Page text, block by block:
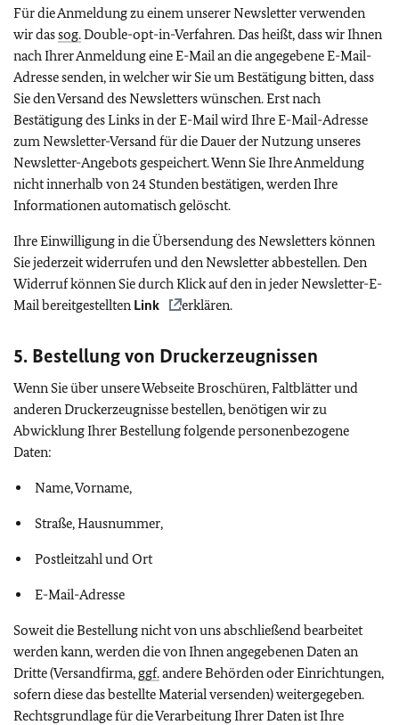
Für die Anmeldung zu einem unserer Newsletter verwenden
wir dassog.Double-opt-in-Verfahren. Das heißt, dass wir Ihnen
nach Ihrer Anmeldung eine E-Mail an die angegebene E-Mail-
Adresse senden, in welcher wir Sie um Bestätigung bitten, dass
Sie den Versand des Newsletters wünschen. Erst nach
Bestätigung des Links in der E-Mail wird Ihre E-Mail-Adresse
zum Newsletter-Versand für die Dauer der Nutzung unseres
Newsletter-Angebots gespeichert. Wenn Sie Ihre Anmeldung
nicht innerhalb von 24 Stunden bestätigen, werden Ihre
Informationen automatisch gelöscht.
Ihre Einwilligung in die Übersendung des Newsletters können
Sie jederzeit widerrufen und den Newsletter abbestellen. Den
Widerruf können Sie durch Klick auf den in jeder Newsletter-E-
Mail bereitgestellten Link erklären.
5. Bestellung von Druckerzeugnissen
Wenn Sie über unsere Webseite Broschüren, Faltblätter und
anderen Druckerzeugnisse bestellen, benötigen wir zu
Abwicklung Ihrer Bestellung folgende personenbezogene
Daten:
Name, Vorname,
Straße, Hausnummer,
Postleitzahl und Ort
E-Mail-Adresse
Soweit die Bestellung nicht von uns abschließend bearbeitet
werden kann, werden die von Ihnen angegebenen Daten an
Dritte (Versandfirma, ggf.andere Behörden oder Einrichtungen,
sofern diese das bestellte Material versenden) weitergegeben.
Rechtsgrundlage für die Verarbeitung Ihrer Daten ist Ihre